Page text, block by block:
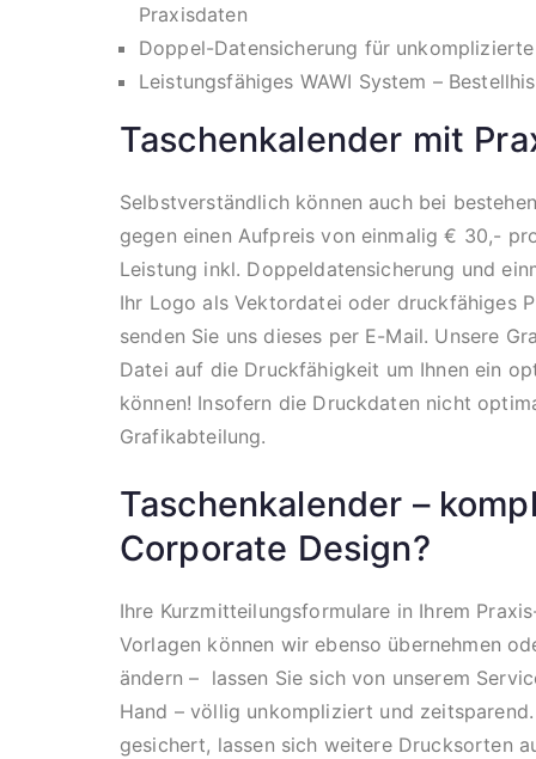
Praxisdaten
Doppel-Datensicherung für
Leistungsfähiges WAWI System –
Taschenkalender mit
Selbstverständlich können auch bei
gegen einen Aufpreis von einmalig € 30,-
Leistung inkl. Doppeldatensicherung und
Ihr Logo als Vektordatei oder druckfähiges
senden Sie uns dieses per E-Mail. Unsere
Datei auf die Druckfähigkeit um Ihnen ein
können! Insofern die Druckdaten nicht
Grafikabteilung.
Taschenkalender –
Corporate Design?
Ihre Kurzmitteilungsformulare in Ihrem
Vorlagen können wir ebenso übernehmen
ändern – lassen Sie sich von unserem
Hand – völlig unkompliziert und
gesichert, lassen sich weitere Drucksorten